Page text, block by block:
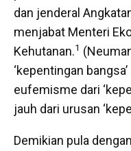
dan jenderal
menjabat Menteri
Kehutanan.1
‘kepentingan
eufemisme dari
jauh dari urusan
Demikian pula